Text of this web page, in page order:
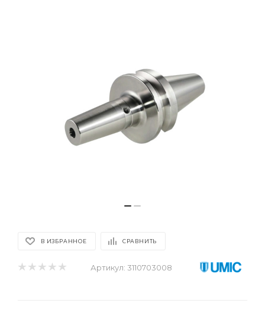
В ИЗБРАННОЕ СРАВНИТЬ
Артикул: 3110703008